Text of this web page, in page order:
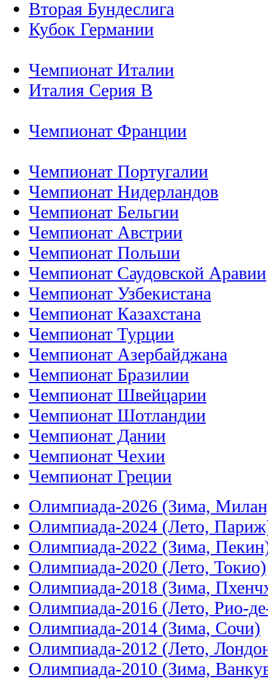
Вторая Бундеслига
Кубок Германии
Чемпионат Италии
Италия Серия B
Чемпионат Франции
Чемпионат Португалии
Чемпионат Нидерландов
Чемпионат Бельгии
Чемпионат Австрии
Чемпионат Польши
Чемпионат Саудовской Аравии
Чемпионат Узбекистана
Чемпионат Казахстана
Чемпионат Турции
Чемпионат Азербайджана
Чемпионат Бразилии
Чемпионат Швейцарии
Чемпионат Шотландии
Чемпионат Дании
Чемпионат Чехии
Чемпионат Греции
Олимпиада-2026 (Зима,
Олимпиада-2024 (Лето,
Олимпиада-2022 (Зима,
Олимпиада-2020 (Лето, Токио)
Олимпиада-2018 (Зима,
Олимпиада-2016 (Лето, Рио-
Олимпиада-2014 (Зима, Сочи)
Олимпиада-2012 (Лето,
Олимпиада-2010 (Зима,